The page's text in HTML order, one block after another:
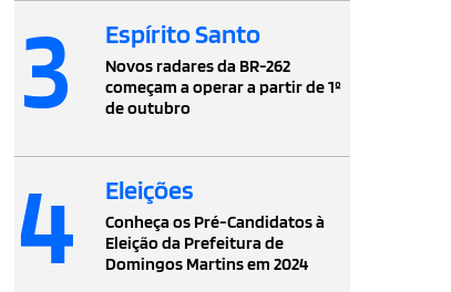
3 Espírito Santo
Novos radares da BR-262
começam a operar a partir de 1º
de outubro
4 Eleições
Conheça os Pré-Candidatos à
Eleição da Prefeitura de
Domingos Martins em 2024